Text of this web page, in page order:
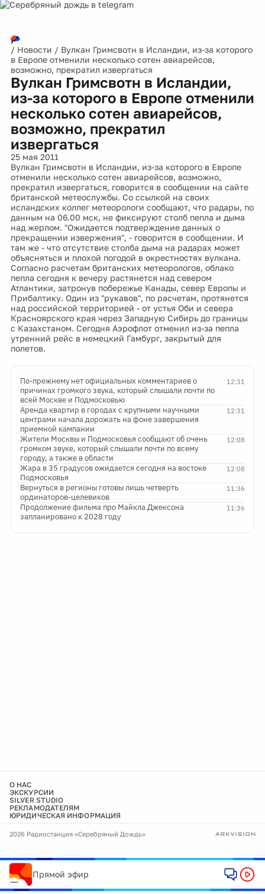
/ Новости / Вулкан Гримсвотн в Исландии, из-за которого
в Европе отменили несколько сотен авиарейсов,
возможно, прекратил извергаться
Вулкан Гримсвотн в Исландии,
из-за которого в Европе отменили
несколько сотен авиарейсов,
возможно, прекратил
извергаться
25 мая 2011
Вулкан Гримсвотн в Исландии, из-за которого в Европе
отменили несколько сотен авиарейсов, возможно,
прекратил извергаться, говорится в сообщении на сайте
британской метеослужбы. Со ссылкой на своих
исландских коллег метеорологи сообщают, что радары, по
данным на 06.00 мск, не фиксируют столб пепла и дыма
над жерлом. "Ожидается подтверждение данных о
прекращении извержения", - говорится в сообщении. И
там же - что отсутствие столба дыма на радарах может
объясняться и плохой погодой в окрестностях вулкана.
Cогласно расчетам британских метеорологов, облако
пепла сегодня к вечеру растянется над севером
Атлантики, затронув побережье Канады, север Европы и
Прибалтику. Один из "рукавов", по расчетам, протянется
над российской территорией - от устья Оби и севера
Красноярского края через Западную Сибирь до границы
с Казахстаном. Сегодня Аэрофлот отменил из-за пепла
утренний рейс в немецкий Гамбург, закрытый для
полетов.
12:31
По-прежнему нет официальных комментариев о
причинах громкого звука, который слышали почти по
всей Москве и Подмосковью
12:31
Аренда квартир в городах с крупными научными
центрами начала дорожать на фоне завершения
приемной кампании
12:08
Жители Москвы и Подмосковья сообщают об очень
громком звуке, который слышали почти по всему
городу, а также в области
12:08
Жара в 35 градусов ожидается сегодня на востоке
Подмосковья
11:36
Вернуться в регионы готовы лишь четверть
ординаторов-целевиков
11:36
Продолжение фильма про Майкла Джексона
запланировано к 2028 году
О НАС
ЭКСКУРСИИ
SILVER STUDIO
РЕКЛАМОДАТЕЛЯМ
ЮРИДИЧЕСКАЯ ИНФОРМАЦИЯ
2026 Радиостанция «Серебряный Дождь»
Прямой эфир